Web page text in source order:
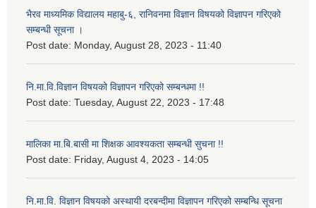
भैरव माध्यमिक विद्यालय महाबु-६, रानिवनमा विज्ञान विषयको विज्ञापन गरिएको
सम्बन्धी सूचना ।
Post date: Monday, August 28, 2023 - 11:40
नि.मा.वि.विज्ञान विषयको विज्ञापन गरिएको सम्बन्धमा !!
Post date: Tuesday, August 22, 2023 - 17:48
मालिका मा.बि.बासी मा शिक्षक आवश्यकता सम्बन्धी सुचना !!
Post date: Friday, August 4, 2023 - 14:05
नि.मा.वि. विज्ञान विषयको अस्थायी दरबन्दीमा विज्ञापन गरिएको सम्बन्धि सूचना